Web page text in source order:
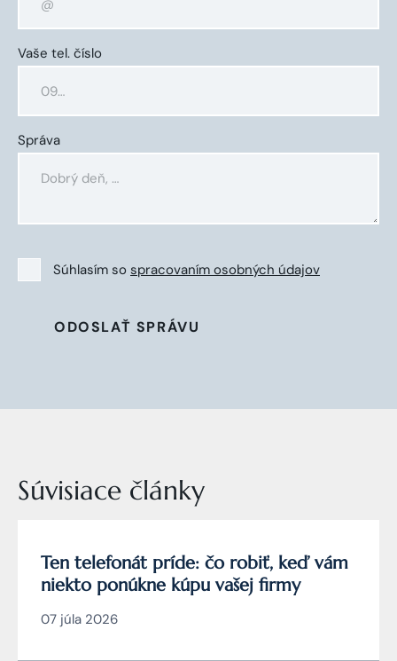
Vaše tel. číslo
Správa
Súhlasím so spracovaním osobných údajov
ODOSLAŤ SPRÁVU
Súvisiace články
Ten telefonát príde: čo robiť, keď vám
niekto ponúkne kúpu vašej firmy
07 júla 2026